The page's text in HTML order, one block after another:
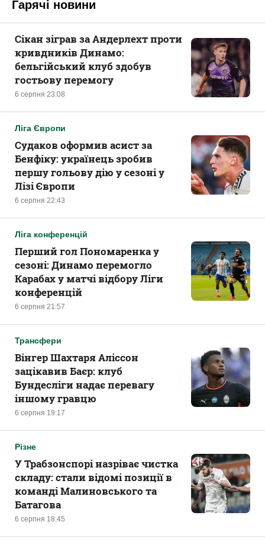
Гарячі новини
6 серпня 23:08
Сікан зіграв за Андерлехт проти
кривдників Динамо:
бельгійський клуб здобув
гостьову перемогу
Ліга Європи
6 серпня 22:43
Судаков оформив асист за
Бенфіку: українець зробив
першу гольову дію у сезоні у
Лізі Європи
Ліга конференцій
6 серпня 21:57
Перший гол Пономаренка у
сезоні: Динамо перемогло
Карабах у матчі відбору Ліги
конференцій
Трансфери
6 серпня 19:17
Вінгер Шахтаря Аліссон
зацікавив Баєр: клуб
Бундесліги надає перевагу
іншому гравцю
Різне
6 серпня 18:45
У Трабзонспорі назріває чистка
складу: стали відомі позиції в
команді Малиновського та
Батагова